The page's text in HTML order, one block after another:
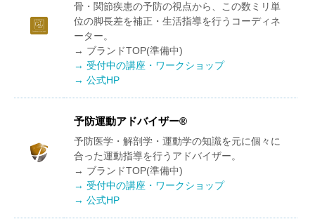
骨・関節疾患の予防の視点から、この数ミリ単
位の脚長差を補正・生活指導を行うコーディネ
ーター。
→ ブランドTOP(準備中)
→ 受付中の講座・ワークショップ
→ 公式HP
予防運動アドバイザー®
予防医学・解剖学・運動学の知識を元に個々に
合った運動指導を行うアドバイザー。
→ ブランドTOP(準備中)
→ 受付中の講座・ワークショップ
→ 公式HP